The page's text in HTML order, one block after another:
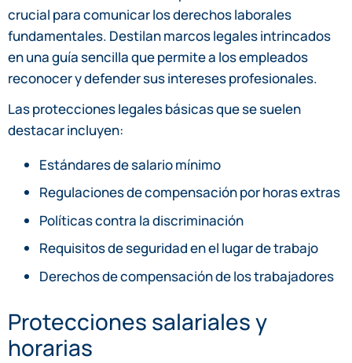
crucial para comunicar los derechos laborales
fundamentales. Destilan marcos legales intrincados
en una guía sencilla que permite a los empleados
reconocer y defender sus intereses profesionales.
Las protecciones legales básicas que se suelen
destacar incluyen:
Estándares de salario mínimo
Regulaciones de compensación por horas extras
Políticas contra la discriminación
Requisitos de seguridad en el lugar de trabajo
Derechos de compensación de los trabajadores
Protecciones salariales y
horarias